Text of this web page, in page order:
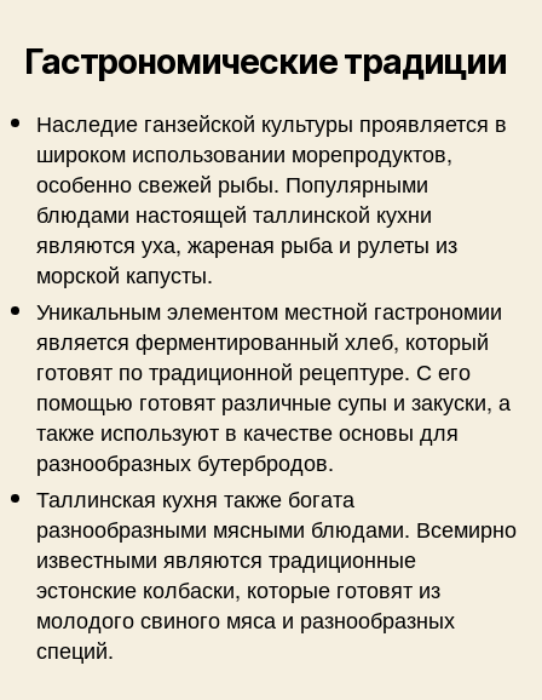
Гастрономические традиции
Наследие ганзейской культуры проявляется в
широком использовании морепродуктов,
особенно свежей рыбы. Популярными
блюдами настоящей таллинской кухни
являются уха, жареная рыба и рулеты из
морской капусты.
Уникальным элементом местной гастрономии
является ферментированный хлеб, который
готовят по традиционной рецептуре. С его
помощью готовят различные супы и закуски, а
также используют в качестве основы для
разнообразных бутербродов.
Таллинская кухня также богата
разнообразными мясными блюдами. Всемирно
известными являются традиционные
эстонские колбаски, которые готовят из
молодого свиного мяса и разнообразных
специй.